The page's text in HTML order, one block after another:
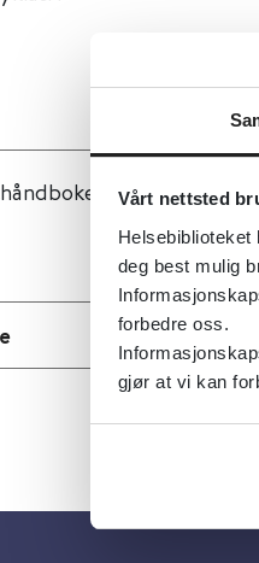
Vårt nettsted
deg best mulig
forbedre oss.
gjør at vi kan